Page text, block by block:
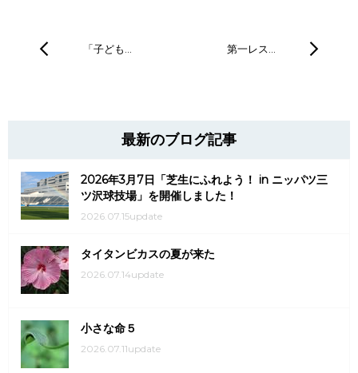
「子ども… 第一レス…
最新のブログ記事
2026年3月7日「芝生にふれよう！ in ニッパツ三
ツ沢球技場」を開催しました！
2026.07.15update
タイタンビカスの夏が来た
2026.07.14update
小さな命５
2026.07.11update